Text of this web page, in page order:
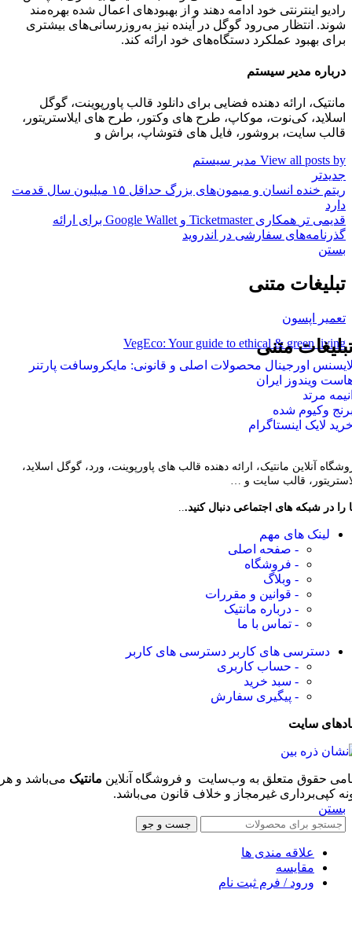
رادیو اینترنتی خود ادامه دهند و از بهبودهای اعمال شده بهره‌مند
شوند. انتظار می‌رود گوگل در آینده نیز به‌روزرسانی‌های بیشتری
برای بهبود عملکرد دستگاه‌های خود ارائه کند.
درباره مدیر سیستم
مانتیک، ارائه دهنده فضایی برای دانلود قالب پاورپوینت، گوگل
اسلاید، کی‌نوت، موکاپ، طرح های وکتور، طرح های ایلاستریتور،
قالب سایت، بروشور، فایل های فتوشاپ، براش و
View all posts by مدیر سیستم
جدیدتر
ریتم خنده انسان و میمون‌های بزرگ حداقل ۱۵ میلیون سال قدمت
دارد
قدیمی تر
همکاری Ticketmaster و Google Wallet برای ارائه
گذرنامه‌های سفارشی در اندروید
بستن
تبلیغات متنی
تعمیر اپسون
VegEco: Your guide to ethical & green living
متنی
اورجینال محصولات اصلی و قانونی: مایکروسافت پارتنر
ویندوز ایران
مرتد
وکیوم شده
لایک اینستاگرام
آنلاین مانتیک، ارائه دهنده قالب های پاورپوینت، ورد، گوگل اسلاید،
قالب سایت و …
را در شبکه های اجتماعی دنبال کنید...
لینک های مهم
- صفحه اصلی
- فروشگاه
- وبلاگ
- قوانین و مقررات
- درباره مانتیک
- تماس با ما
دسترسی های کاربر دسترسی های کاربر
- حساب کاربری
- سبد خرید
- پیگیری سفارش
سایت
حقوق متعلق به وب‌سایت و فروشگاه‌ آنلاین مانتیک می‌باشد و هر
کپی‌برداری غیرمجاز و خلاف قانون می‌باشد.
بستن
جست و جو
علاقه مندی ها
مقایسه
ورود / فرم ثبت نام